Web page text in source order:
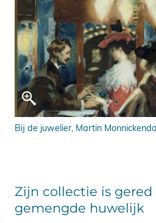
Bij de juwelier, Martin
Zijn collectie is gered
gemengde huwelijk